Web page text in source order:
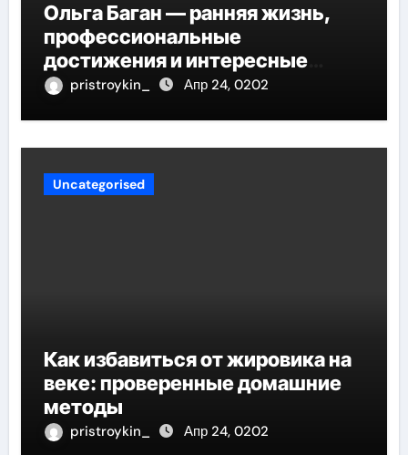
Ольга Баган — ранняя жизнь,
профессиональные
достижения и интересные
факты
pristroykin_ Апр 24, 0202
Uncategorised
Как избавиться от жировика на
веке: проверенные домашние
методы
pristroykin_ Апр 24, 0202